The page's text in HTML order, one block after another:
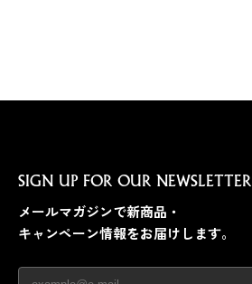
SIGN UP FOR OUR NEWSLETTER
メールマガジンで新商品・
キャンペーン情報をお届けします。